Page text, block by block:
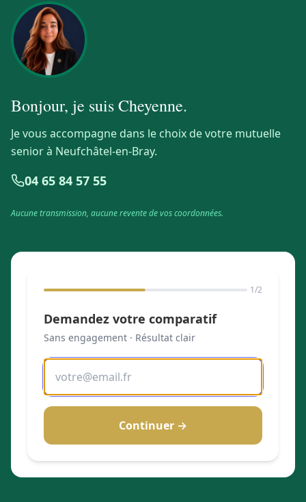
Bonjour, je suisCheyenne.
Je vous accompagne dans le choix de votre mutuelle
senior à Neufchâtel-en-Bray.
04 65 84 57 55
Aucune transmission, aucune revente de vos coordonnées.
1/2
Demandez votre comparatif
Sans engagement · Résultat clair
Continuer →